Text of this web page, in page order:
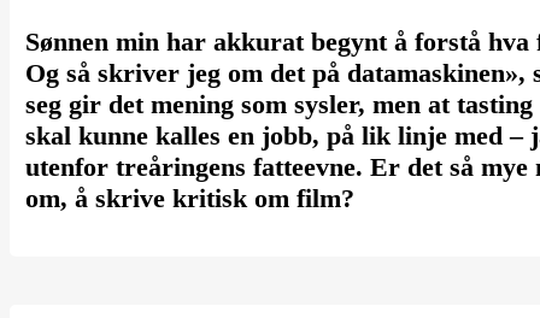
Sønnen min har akkurat begynt å forstå
Og så skriver jeg om det på
seg gir det mening som sysler, men at
skal kunne kalles en jobb, på lik linje med –
utenfor treåringens fatteevne. Er det så
om, å skrive kritisk om film?